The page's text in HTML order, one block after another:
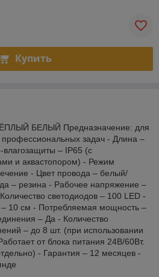
Купить
БЕЛЫЙ Предназначение: для
задач - Длина –
– IP65 (с
и аквастопором) - Режим
- Цвет провода – белый/
– резина - Рабочее напряжение –
светодиодов – 100 LED -
10 см - Потребляемая мощность –
– Да - Количество
– до 8 шт. (при использовании
от блока питания 24В/60Вт.
- Гарантия – 12 месяцев -